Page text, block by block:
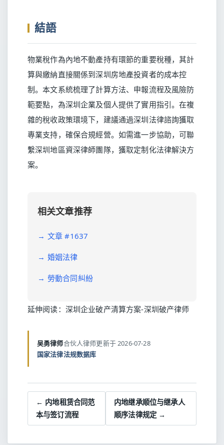
結語
物業稅作為內地不動產持有環節的重要稅種，其計
算與繳納直接關係到深圳房地產投資者的成本控
制。本文系統梳理了計算方法、申報流程及風險防
範要點，為深圳企業及個人提供了實用指引。在複
雜的稅收政策環境下，建議通過深圳法律諮詢獲取
專業支持，確保合規經營。如需進一步協助，可聯
繫深圳地區資深律師團隊，獲取定制化法律解決方
案。
相关文章推荐
→ 文章 #1637
→ 婚姻法律
→ 勞動合同糾紛
延伸阅读： 深圳企业破产清算方案-深圳破产律师
吴勇律师合伙人律师更新于 2026-07-28
国家法律法规数据库
← 内地租赁合同范
本与签订流程
内地继承顺位与继承人
顺序法律规定 →